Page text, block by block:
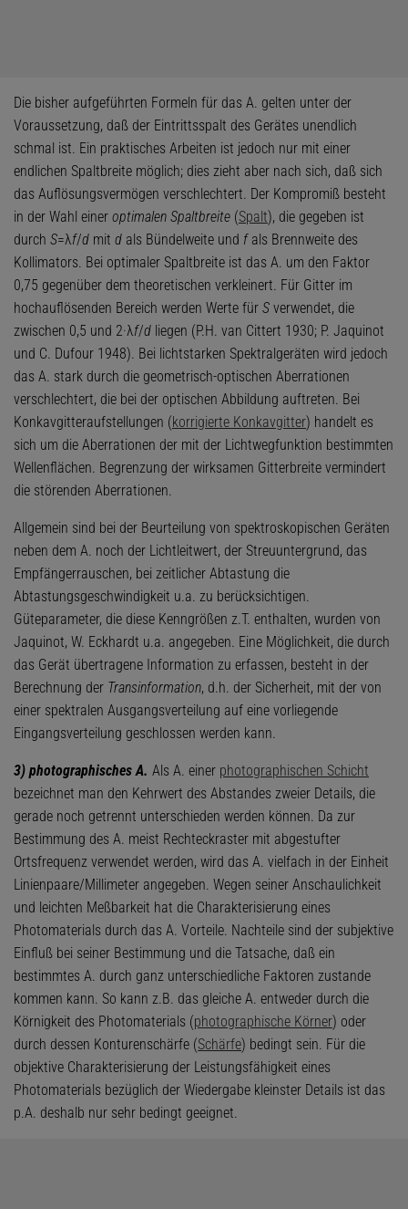
Die bisher aufgeführten Formeln für das A. gelten unter der
Voraussetzung, daß der Eintrittsspalt des Gerätes unendlich
schmal ist. Ein praktisches Arbeiten ist jedoch nur mit einer
endlichen Spaltbreite möglich; dies zieht aber nach sich, daß sich
das Auflösungsvermögen verschlechtert. Der Kompromiß besteht
in der Wahl einer optimalen Spaltbreite (Spalt), die gegeben ist
durch S=λf/d mit d als Bündelweite und fals Brennweite des
Kollimators. Bei optimaler Spaltbreite ist das A. um den Faktor
0,75 gegenüber dem theoretischen verkleinert. Für Gitter im
hochauflösenden Bereich werden Werte für S verwendet, die
zwischen 0,5 und 2·λf/d liegen (P.H. van Cittert 1930; P. Jaquinot
und C. Dufour 1948). Bei lichtstarken Spektralgeräten wird jedoch
das A. stark durch die geometrisch-optischen Aberrationen
verschlechtert, die bei der optischen Abbildung auftreten. Bei
Konkavgitteraufstellungen (korrigierte Konkavgitter) handelt es
sich um die Aberrationen der mit der Lichtwegfunktion bestimmten
Wellenflächen. Begrenzung der wirksamen Gitterbreite vermindert
die störenden Aberrationen.
Allgemein sind bei der Beurteilung von spektroskopischen Geräten
neben dem A. noch der Lichtleitwert, der Streuuntergrund, das
Empfängerrauschen, bei zeitlicher Abtastung die
Abtastungsgeschwindigkeit u.a. zu berücksichtigen.
Güteparameter, die diese Kenngrößen z.T. enthalten, wurden von
Jaquinot, W. Eckhardt u.a. angegeben. Eine Möglichkeit, die durch
das Gerät übertragene Information zu erfassen, besteht in der
Berechnung der Transinformation, d.h. der Sicherheit, mit der von
einer spektralen Ausgangsverteilung auf eine vorliegende
Eingangsverteilung geschlossen werden kann.
3) photographisches A. Als A. einer photographischen Schicht
bezeichnet man den Kehrwert des Abstandes zweier Details, die
gerade noch getrennt unterschieden werden können. Da zur
Bestimmung des A. meist Rechteckraster mit abgestufter
Ortsfrequenz verwendet werden, wird das A. vielfach in der Einheit
Linienpaare/Millimeter angegeben. Wegen seiner Anschaulichkeit
und leichten Meßbarkeit hat die Charakterisierung eines
Photomaterials durch das A. Vorteile. Nachteile sind der subjektive
Einfluß bei seiner Bestimmung und die Tatsache, daß ein
bestimmtes A. durch ganz unterschiedliche Faktoren zustande
kommen kann. So kann z.B. das gleiche A. entweder durch die
Körnigkeit des Photomaterials (photographische Körner) oder
durch dessen Konturenschärfe (Schärfe) bedingt sein. Für die
objektive Charakterisierung der Leistungsfähigkeit eines
Photomaterials bezüglich der Wiedergabe kleinster Details ist das
p.A. deshalb nur sehr bedingt geeignet.